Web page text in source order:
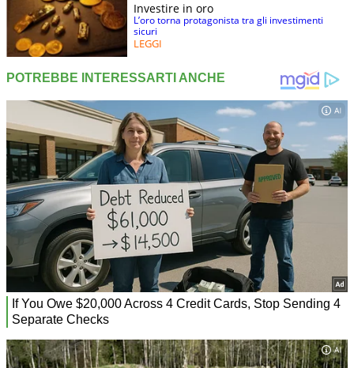
Investire in oro
L’oro torna protagonista tra gli investimenti
sicuri
LEGGI